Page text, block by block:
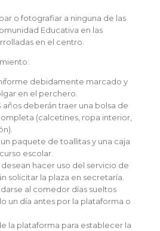
o fotografiar a ninguna de las
Educativa en las
en el centro.
debidamente marcado y
en el perchero.
años deberán traer una bolsa de
(calcetines, ropa interior,
paquete de toallitas y una caja
escolar.
hacer uso del servicio de
solicitar la plaza en secretaría.
al comedor días sueltos
un día antes por la plataforma o
la plataforma para establecer la